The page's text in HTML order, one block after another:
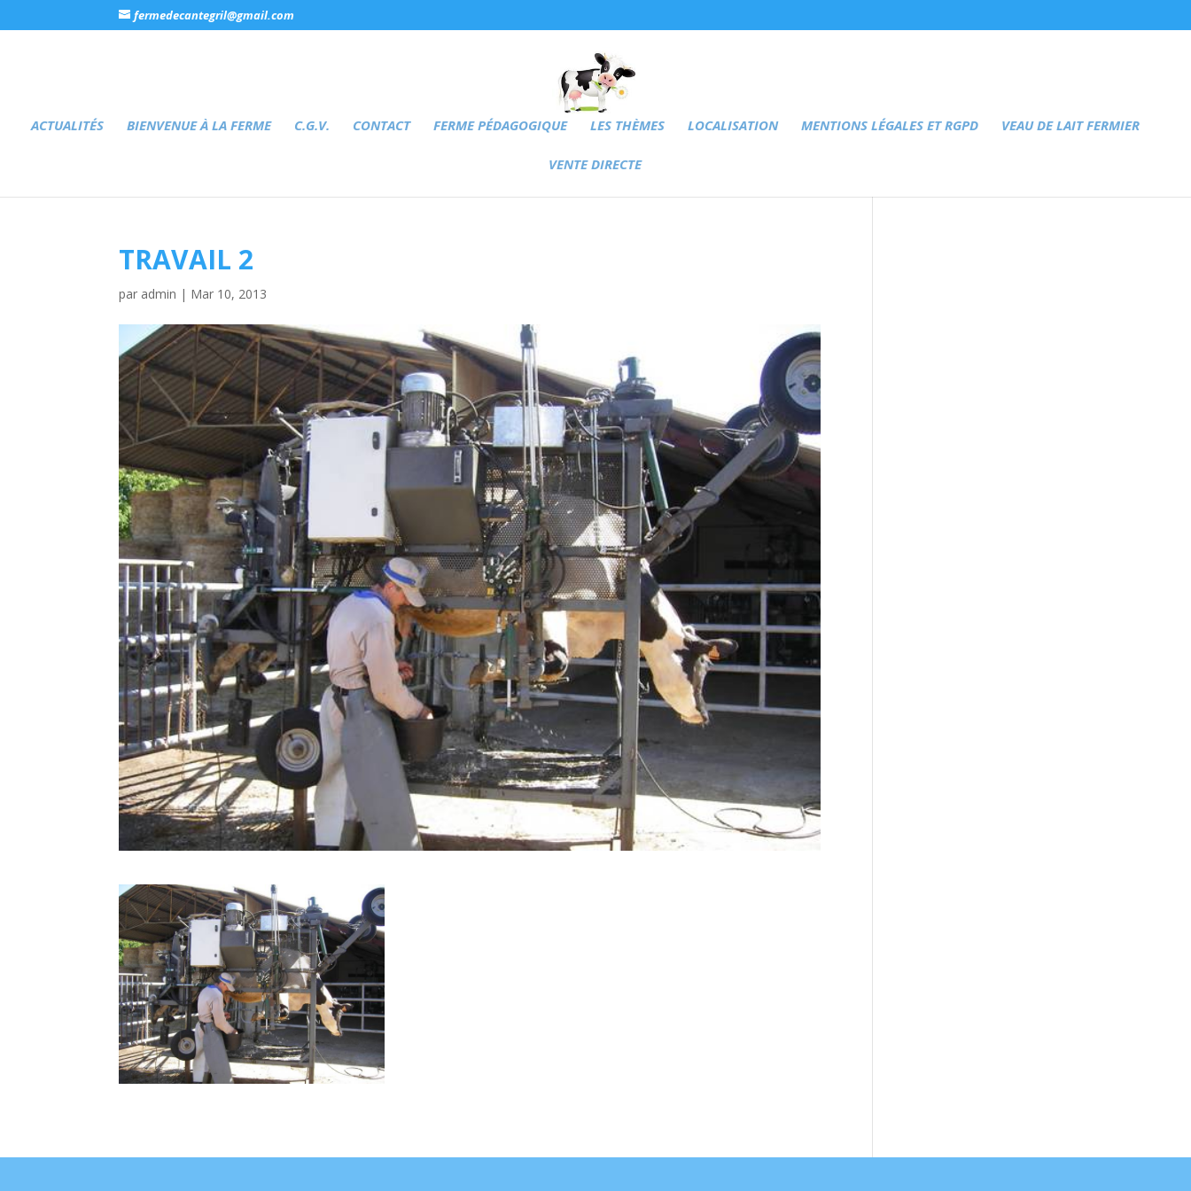
fermedecantegril@gmail.com
ACTUALITÉS BIENVENUE À LA FERME C.G.V. CONTACT FERME PÉDAGOGIQUE LES THÈMES LOCALISATION MENTIONS LÉGALES ET RGPD VEAU DE LAIT FERMIER
VENTE DIRECTE
TRAVAIL 2
par admin | Mar 10, 2013